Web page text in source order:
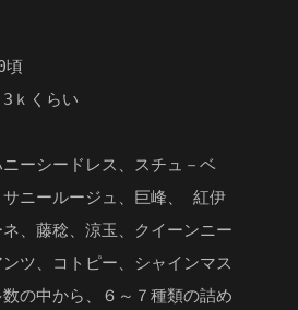
頃
くらい
ーシードレス、スチュ－ベ
サニールージュ、巨峰、 紅伊
、藤稔、涼玉、クイーンニー
ツ、コトピー、シャインマス
の中から、６～７種類の詰め